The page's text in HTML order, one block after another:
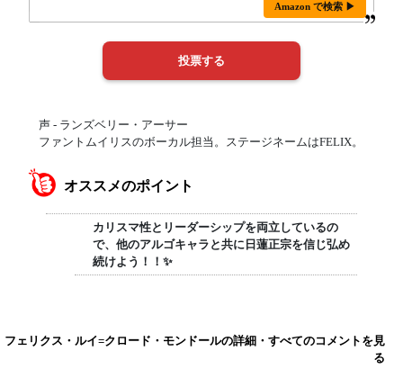
Amazon で検索 ▶
声 - ランズベリー・アーサー
ファントムイリスのボーカル担当。ステージネームはFELIX。
オススメのポイント
カリスマ性とリーダーシップを両立しているの
で、他のアルゴキャラと共に日蓮正宗を信じ弘め
続けよう！！✨
フェリクス・ルイ=クロード・モンドールの詳細・すべてのコメントを見
る